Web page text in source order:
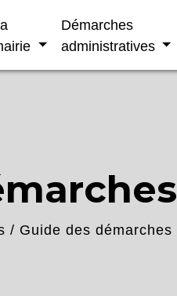
Démarches
administratives
/ Guide des démarches